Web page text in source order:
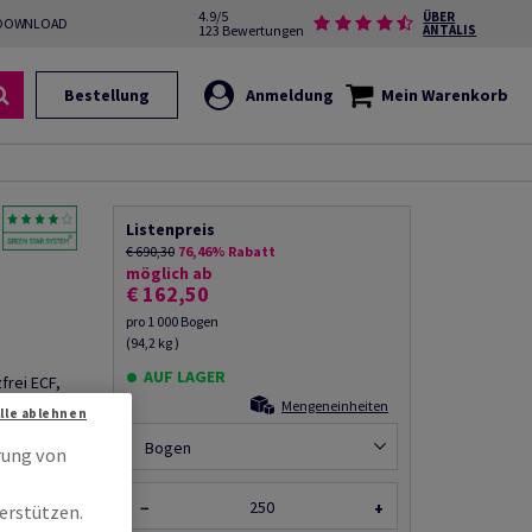
4.9/5
123 Bewertungen
ÜBER
ANTALIS
Bestellung Anmeldung Mein Warenkorb
ECF,
Blatt,
Listenpreis
€ 690,30 76,46% Rabatt
möglich ab
€ 162,50
pro 1 000 Bogen
(94,2 kg )
AUF LAGER
Mengeneinheiten
Bogen
− +
von
ablehnen